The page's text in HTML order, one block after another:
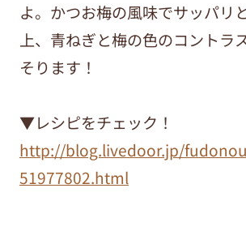
よ。かつお梅の風味でサッパリ
上、青ねぎと梅の色のコントラ
そります！
▼レシピをチェック！
http://blog.livedoor.jp/
51977802.html